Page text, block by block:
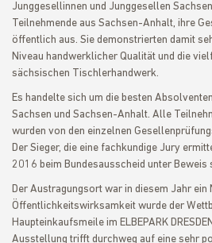
Junggesellinnen und Junggesellen
Teilnehmende aus Sachsen-Anhalt, ihre
öffentlich aus. Sie demonstrierten damit
Niveau handwerklicher Qualität und die
sächsischen Tischlerhandwerk.
Es handelte sich um die besten
Sachsen und Sachsen-Anhalt. Alle
wurden von den einzelnen
Der Sieger, die eine fachkundige Jury
2016 beim Bundesausscheid unter Beweis
Der Austragungsort war in diesem Jahr ein
Öffentlichkeitswirksamkeit wurde der
Haupteinkaufsmeile im ELBEPARK
Ausstellung trifft durchweg auf eine sehr